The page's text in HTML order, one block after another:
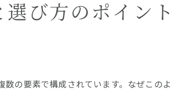
結婚相談所で実感できる婚活の効率化
費用を抑えた効率的な婚活の進め方
び方のポイント
の要素で構成されています。なぜこの